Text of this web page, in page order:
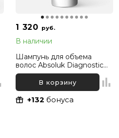
1 320 руб.
В наличии
Шампунь для объема
волос Absoluk Diagnostic
Volume Shampoo, 300 мл
В корзину
+132 бонуса